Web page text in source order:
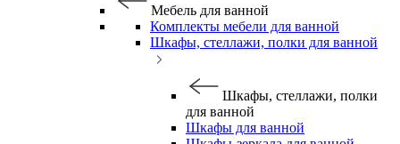
Мебель для ванной
Комплекты мебели для ванной
Шкафы, стеллажи, полки для ванной
Шкафы, стеллажи, полки
для ванной
Шкафы для ванной